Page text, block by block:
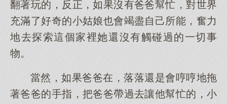
翻著玩的，反正，如果沒有爸爸幫忙，對世界
充滿了好奇的小姑娘也會竭盡自己所能，奮力
地去探索這個家裡她還沒有觸碰過的一切事
物。
當然，如果爸爸在，落落還是會哼哼地拖
著爸爸的手指，把爸爸帶過去讓他幫忙的，小